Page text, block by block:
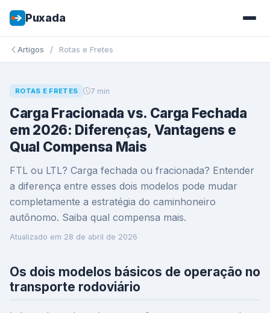
Puxada
Artigos / Rotas e Fretes
ROTAS E FRETES 7 min
Carga Fracionada vs. Carga Fechada
em 2026: Diferenças, Vantagens e
Qual Compensa Mais
FTL ou LTL? Carga fechada ou fracionada? Entender
a diferença entre esses dois modelos pode mudar
completamente a estratégia do caminhoneiro
autônomo. Saiba qual compensa mais.
Atualizado em 28 de abril de 2026
Os dois modelos básicos de operação no
transporte rodoviário